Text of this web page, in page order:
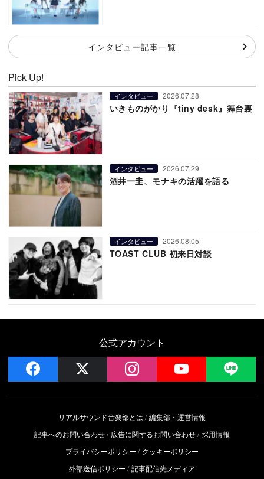
インタビュー記事一覧
Pick Up!
インタビュー 2026.07.28
いきものがかり『tiny desk』舞台裏
インタビュー 2026.07.29
酒井一圭、モナキの活躍を語る
インタビュー 2026.08.05
TOAST CLUB 初来日対談
公式アカウント
facebook instagram YouTube
リアルサウンド音楽部とは
編集部・運営情報
記事へのお問い合わせ
広告に関するお問い合わせ 採用情報
プライバシーポリシー
クッキーポリシー
外部送信ポリシー
記事配信先メディア